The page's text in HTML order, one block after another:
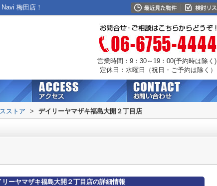
梅田店！
営業時間：9：30～19：00(予約時は除く)
定休日：水曜日（祝日・ご予約は除く）
ストア > デイリーヤマザキ福島大開２丁目店
リーヤマザキ福島大開２丁目店の詳細情報